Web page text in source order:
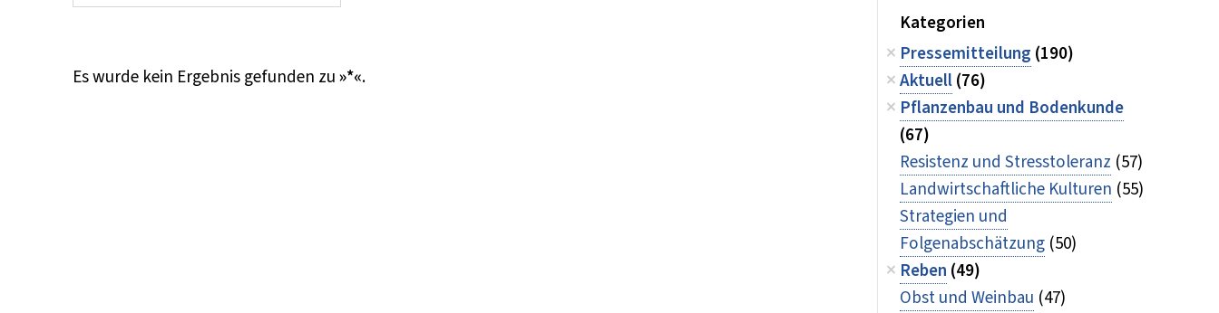
Es wurde kein Ergebnis gefunden zu»*«.
Kategorien
Pressemitteilung (190)
Aktuell(76)
Pflanzenbau und Bodenkunde
(67)
Resistenz und Stresstoleranz (57)
Landwirtschaftliche Kulturen (55)
Strategien und
Folgenabschätzung (50)
Reben (49)
Obst und Weinbau (47)